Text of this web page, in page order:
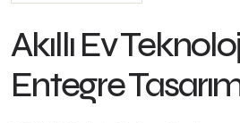
Akıllı Ev
Entegre